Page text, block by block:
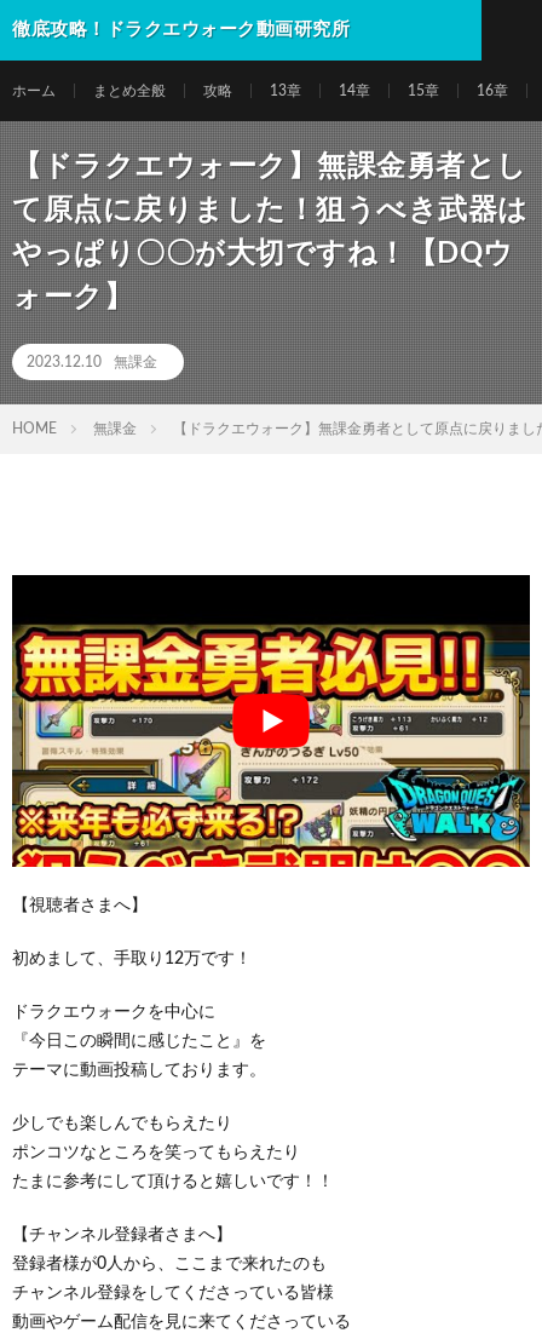
徹底攻略！ドラクエウォーク動画研究所
ホーム まとめ全般 攻略 13章 14章 15章 16章
【ドラクエウォーク】無課金勇者とし
て原点に戻りました！狙うべき武器は
やっぱり〇〇が大切ですね！【DQウ
ォーク】
2023.12.10 無課金
HOME 無課金 【ドラクエウォーク】無課金勇者として原点に戻りま
【視聴者さまへ】
初めまして、手取り12万です！
ドラクエウォークを中心に
『今日この瞬間に感じたこと』を
テーマに動画投稿しております。
少しでも楽しんでもらえたり
ポンコツなところを笑ってもらえたり
たまに参考にして頂けると嬉しいです！！
【チャンネル登録者さまへ】
登録者様が0人から、ここまで来れたのも
チャンネル登録をしてくださっている皆様
動画やゲーム配信を見に来てくださっている